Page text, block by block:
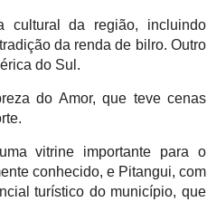
cultural da região, incluindo
da renda de bilro. Outro
do Sul.
do Amor, que teve cenas
vitrine importante para o
conhecido, e Pitangui, com
turístico do município, que